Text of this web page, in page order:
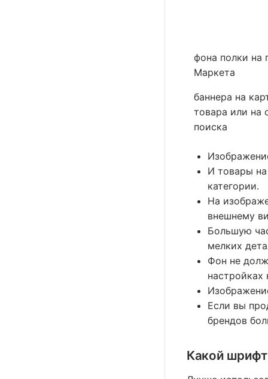
фона полки на
Маркета
баннера на
товара или на
поиска
И товары
категории.
На
внешнему
Большую
мелких
Фон не
Если вы
брендов
Какой шрифт